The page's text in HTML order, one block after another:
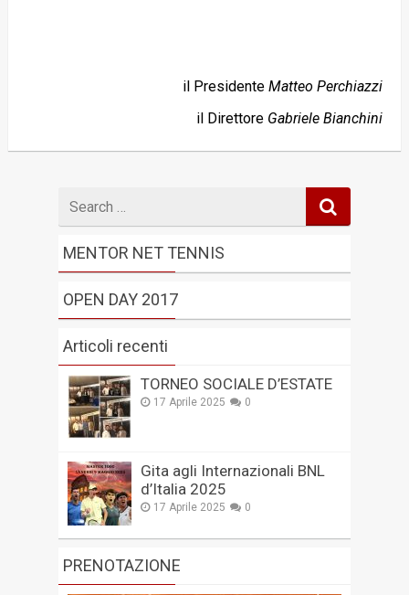
il PresidenteMatteo Perchiazzi
il Direttore Gabriele Bianchini
for
MENTOR NET TENNIS
OPEN DAY 2017
Articoli recenti
TORNEO SOCIALE D’ESTATE
17 Aprile 2025 0
Gita agli Internazionali BNL
d’Italia 2025
17 Aprile 2025 0
PRENOTAZIONE